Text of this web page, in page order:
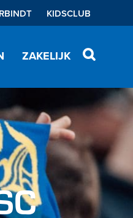
KIDSCLUB
ZAKELIJK